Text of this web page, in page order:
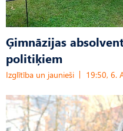
Ģimnāzijas
politiķiem
Izglītība un jaunieši 19:50, 6.